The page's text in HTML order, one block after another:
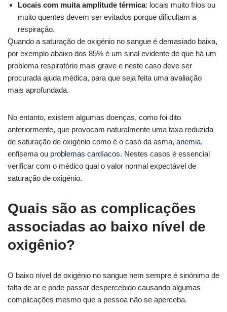
Locais com muita amplitude térmica: locais muito frios ou
muito quentes devem ser evitados porque dificultam a
respiração.
Quando a saturação de oxigénio no sangue é demasiado baixa,
por exemplo abaixo dos 85% é um sinal evidente de que há um
problema respiratório mais grave e neste caso deve ser
procurada ajuda médica, para que seja feita uma avaliação
mais aprofundada.
No entanto, existem algumas doenças, como foi dito
anteriormente, que provocam naturalmente uma taxa reduzida
de saturação de oxigénio como é o caso da asma, anemia,
enfisema ou problemas cardíacos. Nestes casos é essencial
verificar com o médico qual o valor normal expectável de
saturação de oxigénio.
Quais são as complicações
associadas ao baixo nível de
oxigênio?
O baixo nível de oxigénio no sangue nem sempre é sinónimo de
falta de ar e pode passar despercebido causando algumas
complicações mesmo que a pessoa não se aperceba.